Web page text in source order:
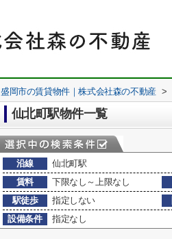
盛岡市の賃貸物件｜株式会社森の不動産 >
仙北町駅物件一覧
沿線
仙北町駅
賃料
下限なし～上限なし
駅徒歩
指定しない
設備条件
指定なし